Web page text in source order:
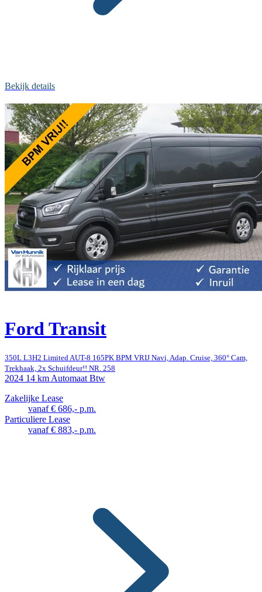
Bekijk details
Ford Transit
350L L3H2 Limited AUT-8 165PK BPM VRIJ Navi, Adap. Cruise, 360° Cam,
Trekhaak, 2x Schuifdeur!! NR. 258
2024 14 km Automaat Btw
Zakelijke Lease
vanaf € 686,- p.m.
Particuliere Lease
vanaf € 883,- p.m.